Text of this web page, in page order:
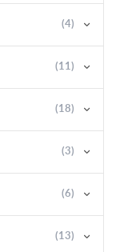
(4)
(11)
(18)
(3)
(6)
(13)